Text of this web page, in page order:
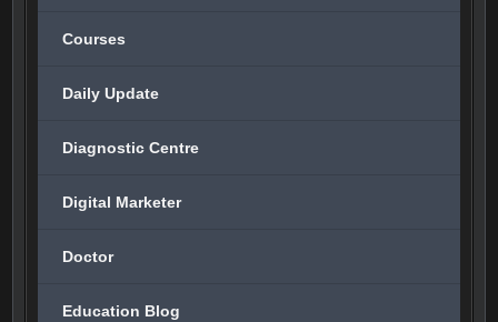
Courses
Daily Update
Diagnostic Centre
Digital Marketer
Doctor
Education Blog